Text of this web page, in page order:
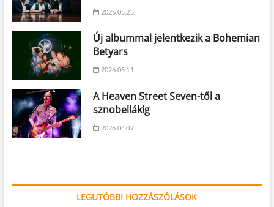
2026.05.25.
Új albummal jelentkezik a Bohemian
Betyars
2026.05.11.
A Heaven Street Seven-től a
sznobellákig
2026.04.07.
LEGUTÓBBI HOZZÁSZÓLÁSOK